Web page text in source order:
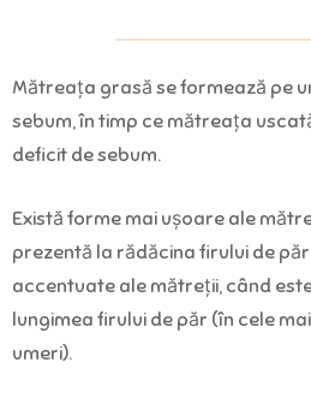
Mătreața grasă se formează pe
sebum, în timp ce mătreața
deficit de sebum.
Există forme mai ușoare ale
prezentă la rădăcina firului de
accentuate ale mătreții, când
lungimea firului de păr (în cele
umeri).